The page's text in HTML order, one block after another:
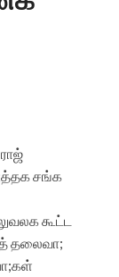
சங்க
கூட்ட
தலைவா;